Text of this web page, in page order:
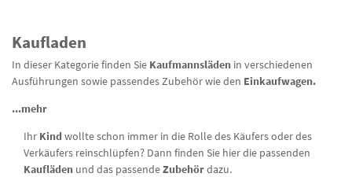
Kaufladen
In dieser Kategorie finden Sie Kaufmannsläden in verschiedenen
Ausführungen sowie passendes Zubehör wie den Einkaufwagen.
...mehr
Ihr Kind wollte schon immer in die Rolle des Käufers oder des
Verkäufers reinschlüpfen? Dann finden Sie hier die passenden
Kaufläden und das passendeZubehördazu.